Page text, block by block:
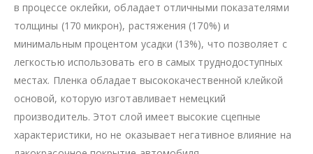
в процессе оклейки, обладает отличными показателями
толщины (170 микрон), растяжения (170%) и
минимальным процентом усадки (13%), что позволяет с
легкостью использовать его в самых труднодоступных
местах. Пленка обладает высококачественной клейкой
основой, которую изготавливает немецкий
производитель. Этот слой имеет высокие сцепные
характеристики, но не оказывает негативное влияние на